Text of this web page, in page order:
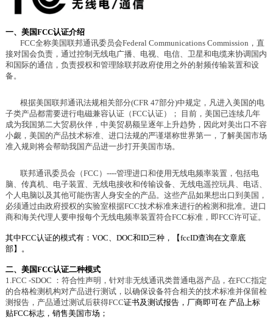
一、美国FCC认证介绍
FCC全称美国联邦通讯委员会Federal Communications Commission，直
接对国会负责，通过控制无线电广播、电视、电信、卫星和电缆来协调国内
和国际的通信，负责授权和管理除联邦政府使用之外的射频传输装置和设
备。
根据美国联邦通讯法规相关部分(CFR 47部分)中规定，凡进入美国的电
子类产品都需要进行电磁兼容认证（FCC认证）； 目前，美国已连续几年
成为我国第二大贸易伙伴，中美贸易额呈逐年上升趋势，因此对美出口不容
小觑，美国的产品技术标准、进口法规的严谨堪称世界第一，了解美国市场
准入规则将会帮助我国产品进一步打开美国市场。
联邦通讯委员会（FCC）----管理进口和使用无线电频率装置，包括电
脑、传真机、电子装置、无线电接收和传输设备、无线电遥控玩具、电话、
个人电脑以及其他可能伤害人身安全的产品。这些产品如果想出口到美国，
必须通过由政府授权的实验室根据FCC技术标准来进行的检测和批准。进口
商和海关代理人要申报每个无线电频率装置符合FCC标准，即FCC许可证。
其中FCC认证的模式有：VOC、DOC和ID三种，【fccID查询在文章底
部】。
二、美国FCC认证二种模式
1.FCC -SDOC ：符合性声明，针对非无线通讯类普通电器产品，在FCC指定
的合格检测机构对产品进行测试，以确保设备符合相关的技术标准并保留检
测报告，产品通过测试后获得FCC证书及测试报告，厂商即可在产品上标
贴FCC标志，销售美国市场；